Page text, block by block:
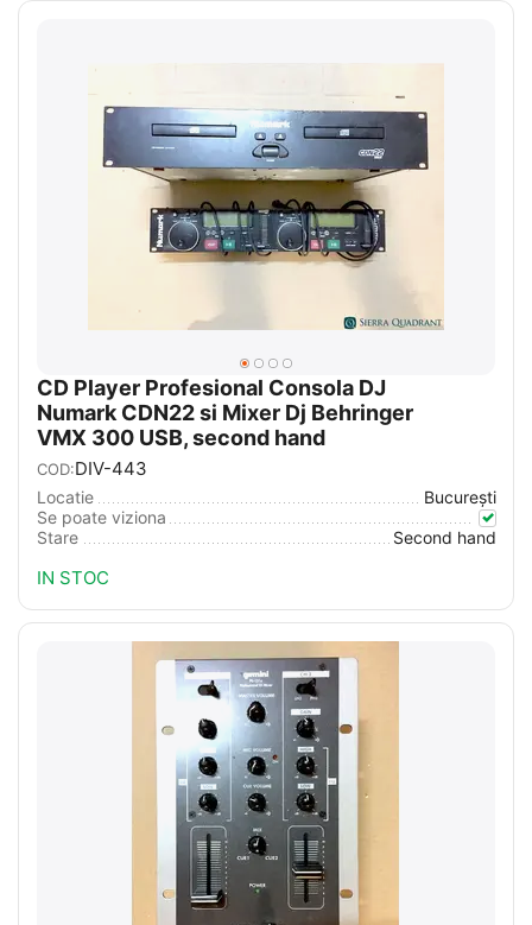
CD Player Profesional Consola DJ
Numark CDN22 si Mixer Dj Behringer
VMX 300 USB, second hand
COD:DIV-443
Locatie
București
Se poate viziona
Stare
Second hand
IN STOC